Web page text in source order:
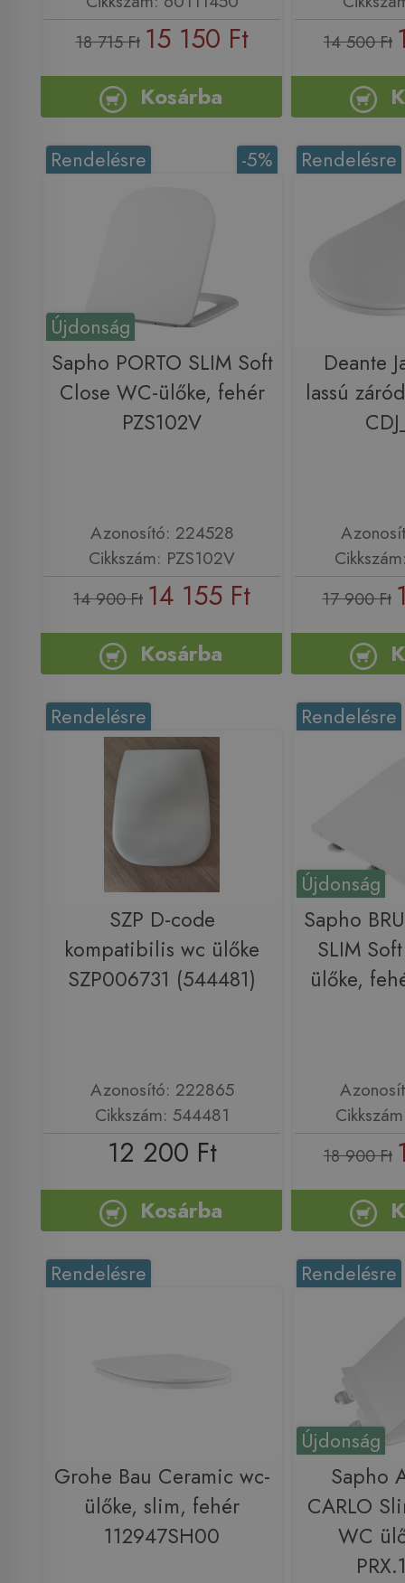
18 715 Ft 15 150 Ft
Kosárba
14 500 Ft
Újdonság
-5%
Rendelésre
Sapho PORTO SLIM Soft
Close WC-ülőke, fehér
PZS102V
Azonosító: 224528
Cikkszám: PZS102V
14 900 Ft 14 155 Ft
Kosárba
Rendelésre
Deante
lassú
17 900 Ft
Rendelésre
SZP D-code
kompatibilis wc ülőke
SZP006731 (544481)
Azonosító: 222865
Cikkszám: 544481
12 200 Ft
Kosárba
Újdonság
Rendelésre
Sapho
SLIM
ülőke,
18 900 Ft
Rendelésre
Grohe Bau Ceramic wc-
ülőke, slim, fehér
112947SH00
Újdonság
Rendelésre
Sapho
CARLO
WC